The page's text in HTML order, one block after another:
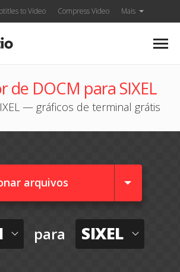
to Video Compress Video Mais
de DOCM para SIXEL
— gráficos de terminal grátis
arquivos
para SIXEL